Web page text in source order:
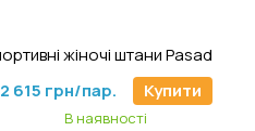
2 615 грн/пар.
Купити
В наявності